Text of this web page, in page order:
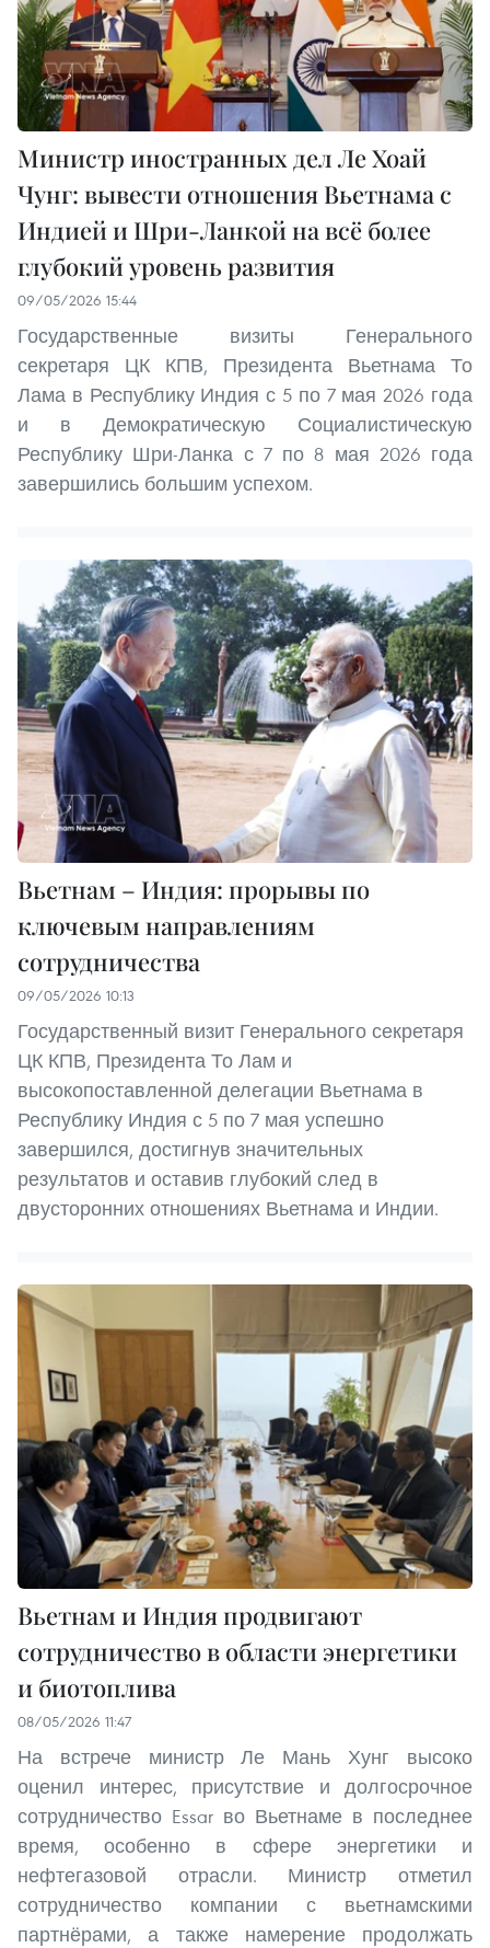
Министр иностранных дел Ле Хоай
Чунг: вывести отношения Вьетнама с
Индией и Шри-Ланкой на всё более
глубокий уровень развития
09/05/2026 15:44
Государственные визиты Генерального
секретаря ЦК КПВ, Президента Вьетнама То
Лама в Республику Индия с 5 по 7 мая 2026 года
и в Демократическую Социалистическую
Республику Шри-Ланка с 7 по 8 мая 2026 года
завершились большим успехом.
Вьетнам – Индия: прорывы по
ключевым направлениям
сотрудничества
09/05/2026 10:13
Государственный визит Генерального секретаря
ЦК КПВ, Президента То Лам и
высокопоставленной делегации Вьетнама в
Республику Индия с 5 по 7 мая успешно
завершился, достигнув значительных
результатов и оставив глубокий след в
двусторонних отношениях Вьетнама и Индии.
Вьетнам и Индия продвигают
сотрудничество в области энергетики
и биотоплива
08/05/2026 11:47
На встрече министр Ле Мань Хунг высоко
оценил интерес, присутствие и долгосрочное
сотрудничество Essar во Вьетнаме в последнее
время, особенно в сфере энергетики и
нефтегазовой отрасли. Министр отметил
сотрудничество компании с вьетнамскими
партнёрами, а также намерение продолжать